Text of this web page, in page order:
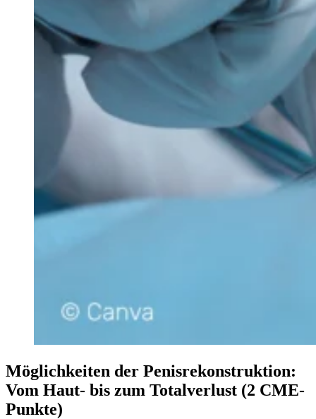
Möglichkeiten der Penisrekonstruktion:
Vom Haut- bis zum Totalverlust (2 CME-
Punkte)